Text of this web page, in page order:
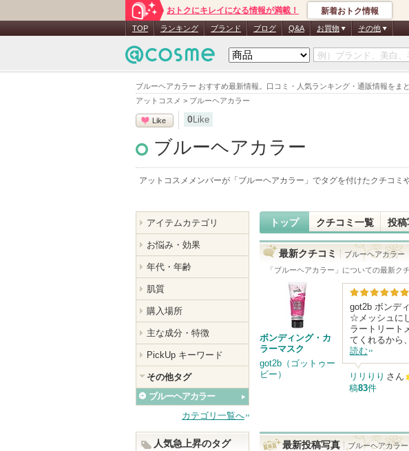
ブルーヘアカラー おすすめ最新情報。口コミ・人気ランキング・通販情報をま
アットコスメ > ブルーヘアカラー
おトクにキレイになる情報が満載！ 新着おトク情報
TOP ランキング ブランド ブログ Q&A お買物 その他
Like 0Like
ブルーヘアカラー
アットコスメメンバーが「 ブルーヘアカラー 」でタグを付けたクチコミ
トップ クチコミ一覧 投稿
最新クチコミ
ブルーヘアカラー
「ブルーヘアカラー 」についての最新ク
ボンディング・カ
ラーマスク
got2b（ゴットゥー
ビー）
got2b ボンデ
☆メッシュに
ラートリート
てくれるから
読む
リリりり さん
稿83件
最新投稿写真
ブルーヘアカラー
アイテムカテゴリ
お悩み・効果
年代・年齢
肌質
購入場所
主な成分・特徴
PickUp キーワード
その他タグ
ブルーヘアカラー
カテゴリ一覧へ
人気急上昇のタグ